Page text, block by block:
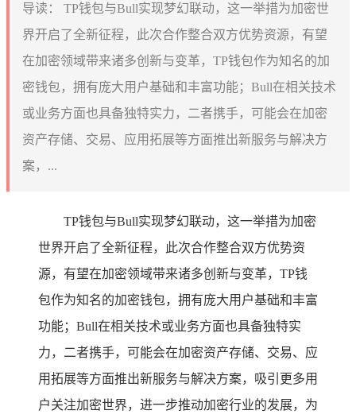
导读：
TP钱包与Bull实现梦幻联动，这一举措为加密世
界开启了全新征程，此次合作整合双方优势资源，有望
在加密领域带来诸多创新与变革，TP钱包作为知名的加
密钱包，拥有庞大用户基础和丰富功能；Bull在相关技术
或业务方面也具备独特实力，二者携手，可能会在加密
资产存储、交易、应用拓展等方面推出新服务与解决方
案，...
TP钱包与Bull实现梦幻联动，这一举措为加密
世界开启了全新征程，此次合作整合双方优势资
源，有望在加密领域带来诸多创新与变革，TP钱
包作为知名的加密钱包，拥有庞大用户基础和丰富
功能；Bull在相关技术或业务方面也具备独特实
力，二者携手，可能会在加密资产存储、交易、应
用拓展等方面推出新服务与解决方案，吸引更多用
户关注加密世界，进一步推动加密行业的发展，为